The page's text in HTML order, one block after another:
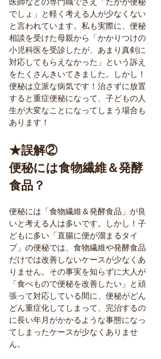
医師などの専門職でさえ「たかが便秘
でしょ」と軽く考える人が少なくない
と言われています。私も実際に、便秘
相談を受けた母親から「かかりつけの
小児科医を受診したが、あまり真剣に
対応してもらえなかった」という訴え
をたくさんきいてきました。しかし！
便秘は立派な病気です！治さずに放置
すると重症便秘になって、子どもの人
生が大変なことになってしまう場合も
あります！
★誤解②
便秘には食物繊維＆発酵
食品？
便秘には「食物繊維＆発酵食品」が良
いと考える人は多いです。しかし！子
どもに多い「直腸に便が溜まるタイ
プ」の便秘では、食物繊維や発酵食品
だけでは改善しないケースが少なくあ
りません。その事実を知らずに大人が
「食べもので便秘を改善したい」と頑
張って対応している間に、便秘がどん
どん重症化してしまって、完治するの
に長い年月がかかるような事態になっ
てしまったケースが少なくありませ
ん。